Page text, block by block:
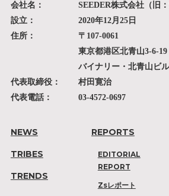
会社名：
SEEDER株式会社（旧
設立：
2020年12月25日
住所：
〒107-0061
東京都港区北青山3-6-19
バイナリー・北青山ビ
代表取締役：
村田寛治
代表電話：
03-4572-0697
NEWS
TRIBES
TRENDS
REPORTS
EDITORIAL
REPORT
Zsレポート